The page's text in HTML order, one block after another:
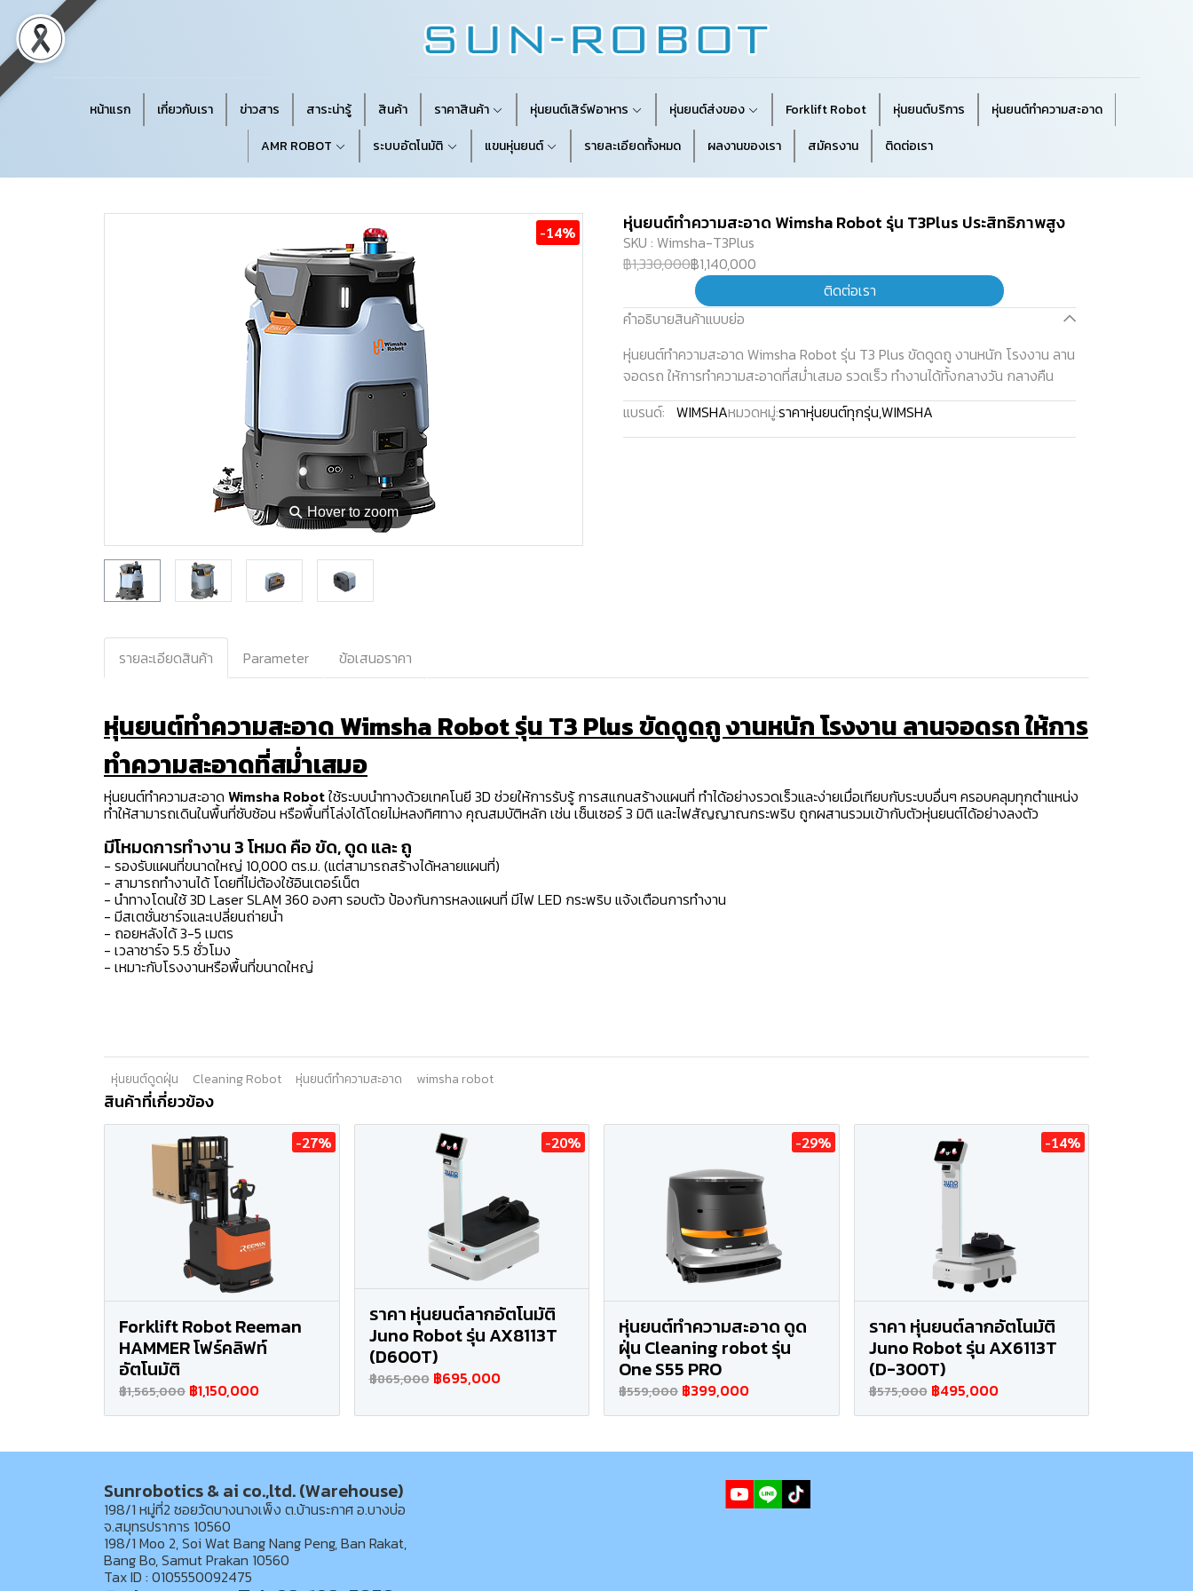
หน้าแรก เกี่ยวกับเรา ข่าวสาร สาระน่ารู้ สินค้า ราคาสินค้า หุ่นยนต์เสิร์ฟอาหาร หุ่นยนต์ส่งของ Forklift Robot หุ่นยนต์บริการ
หุ่นยนต์ทำความสะอาด
AMR ROBOT
ระบบอัตโนมัติ แขนหุ่นยนต์ รายละเอียดทั้งหมด ผลงานของเรา สมัครงาน ติดต่อเรา
⚲Hover to zoom
-14% หุ่นยนต์ทำความสะอาด Wimsha Robot รุ่น T3Plus ประสิทธิภาพสูง
SKU : Wimsha-T3Plus
฿1,330,000฿1,140,000
ติดต่อเรา
คำอธิบายสินค้าแบบย่อ
หุ่นยนต์ทำความสะอาด Wimsha Robot รุ่น T3 Plus ขัดดูดถู งานหนัก โรงงาน ลาน
จอดรถ ให้การทำความสะอาดที่สม่ำเสมอ รวดเร็ว ทำงานได้ทั้งกลางวัน กลางคืน
แบรนด์: WIMSHAหมวดหมู่:ราคาหุ่นยนต์ทุกรุ่น,WIMSHA
รายละเอียดสินค้า Parameter ข้อเสนอราคา
หุ่นยนต์ทำความสะอาด Wimsha Robot รุ่น T3 Plus ขัดดูดถู งานหนัก โรงงาน ลานจอดรถ ให้การ
ทำความสะอาดที่สม่ำเสมอ
หุ่นยนต์ทำความสะอาด Wimsha Robotใช้ระบบนำทางด้วยเทคโนยี 3D ช่วยให้การรับรู้ การสแกนสร้างแผนที่ ทำได้อย่างรวดเร็วและง่ายเมื่อเทียบกับระบบอื่นๆ ครอบคลุมทุกตำแหน่ง
ทำให้สามารถเดินในพื้นที่ซับซ้อน หรือพื้นที่โล่งได้โดยไม่หลงทิศทาง คุณสมบัติหลัก เช่น เซ็นเซอร์ 3 มิติ และไฟสัญญาณกระพริบ ถูกผสานรวมเข้ากับตัวหุ่นยนต์ได้อย่างลงตัว
มีโหมดการทำงาน 3 โหมด คือ ขัด, ดูด และ ถู
- รองรับแผนที่ขนาดใหญ่ 10,000 ตร.ม. (แต่สามารถสร้างได้หลายแผนที่)
- สามารถทำงานได้ โดยที่ไม่ต้องใช้อินเตอร์เน็ต
- นำทางโดนใช้ 3D Laser SLAM 360 องศา รอบตัว ป้องกันการหลงแผนที่ มีไฟ LED กระพริบ แจ้งเตือนการทำงาน
- มีสเตชั่นชาร์จและเปลี่ยนถ่ายน้ำ
- ถอยหลังได้ 3-5 เมตร
- เวลาชาร์จ 5.5 ชั่วโมง
- เหมาะกับโรงงานหรือพื้นที่ขนาดใหญ่
หุ่นยนต์ดูดฝุ่น Cleaning Robot หุ่นยนต์ทำความสะอาด wimsha robot
สินค้าที่เกี่ยวข้อง
-27%
Forklift Robot Reeman
HAMMER โฟร์คลิฟท์
อัตโนมัติ
฿1,565,000 ฿1,150,000
-20%
ราคา หุ่นยนต์ลากอัตโนมัติ
Juno Robot รุ่น AX8113T
(D600T)
฿865,000 ฿695,000
-29%
หุ่นยนต์ทำความสะอาด ดูด
ฝุ่น Cleaning robot รุ่น
One S55 PRO
฿559,000 ฿399,000
-14%
ราคา หุ่นยนต์ลากอัตโนมัติ
Juno Robot รุ่น AX6113T
(D-300T)
฿575,000 ฿495,000
Sunrobotics & ai co.,ltd. (Warehouse)
198/1 หมู่ที่2 ซอยวัดบางนางเพ็ง ต.บ้านระกาศ อ.บางบ่อ
จ.สมุทรปราการ 10560
198/1 Moo 2, Soi Wat Bang Nang Peng, Ban Rakat,
Bang Bo, Samut Prakan 10560
Tax ID : 0105550092475